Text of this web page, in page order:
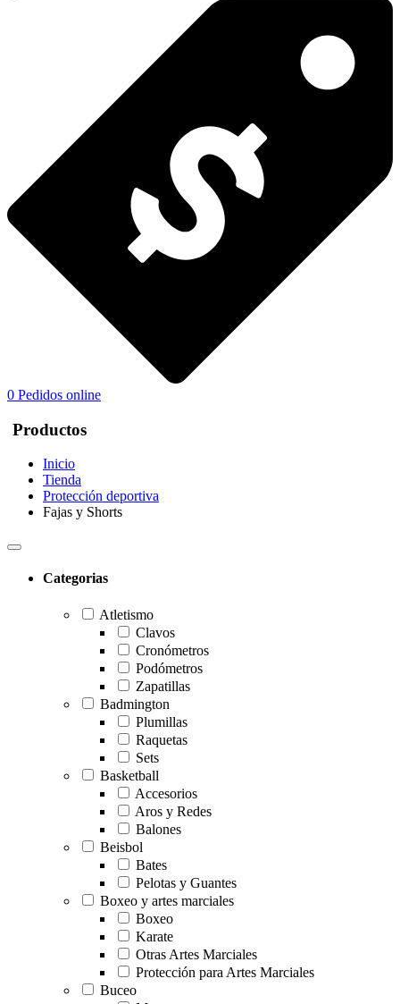
0 Pedidos online
Productos
Inicio
Tienda
Protección deportiva
Fajas y Shorts
Categorias
Atletismo
Clavos
Cronómetros
Podómetros
Zapatillas
Badmington
Plumillas
Raquetas
Sets
Basketball
Accesorios
Aros y Redes
Balones
Beisbol
Bates
Pelotas y Guantes
Boxeo y artes marciales
Boxeo
Karate
Otras Artes Marciales
Protección para Artes Marciales
Buceo